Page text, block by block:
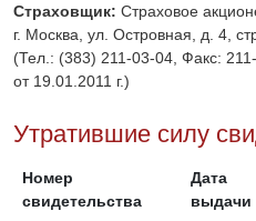
Страховщик: Страховое
г. Москва, ул. Островная, д. 4,
(Тел.: (383) 211-03-04, Факс:
от 19.01.2011 г.)
Утратившие силу
Номер
свидетельства
Дата
выдачи